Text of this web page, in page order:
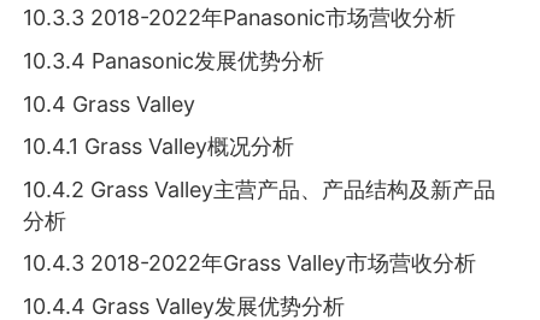
10.3.3 2018-2022年Panasonic市场营收分析
10.3.4 Panasonic发展优势分析
10.4 Grass Valley
10.4.1 Grass Valley概况分析
10.4.2 Grass Valley主营产品、产品结构及新产品
分析
10.4.3 2018-2022年Grass Valley市场营收分析
10.4.4 Grass Valley发展优势分析